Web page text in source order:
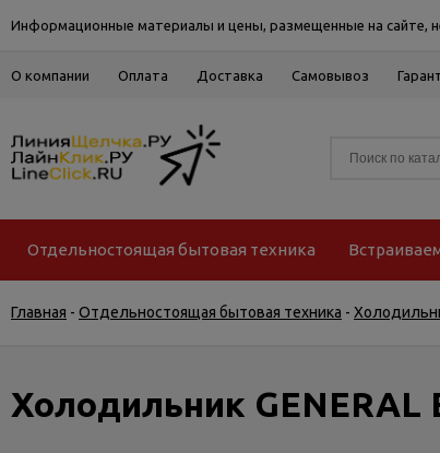
Информационные материалы и цены, размещенные на сайте,
О компании Оплата Доставка Самовывоз
Отдельностоящая бытовая техника
Главная - Отдельностоящая бытовая техника -
Холодильник GENERAL